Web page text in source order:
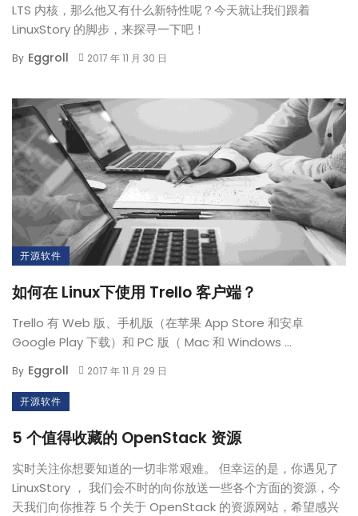
LTS 内核，那么他又有什么新特性呢？今天就让我们跟着
LinuxStory 的脚步，来探寻一下吧！
By Eggroll 2017 年 11 月 30 日
开源软件
如何在 Linux下使用 Trello 客户端？
Trello 有 Web 版、手机版（在苹果 App Store 和安卓
Google Play 下载）和 PC 版（ Mac 和 Windows ...
By Eggroll 2017 年 11 月 29 日
开源软件
5 个值得收藏的 OpenStack 资源
实时关注你想要知道的一切非常艰难。 但幸运的是，你遇见了
LinuxStory ， 我们会不时的向你放送一些各个方面的资源，今
天我们向你推荐 5 个关于 OpenStack 的资源网站，希望感兴